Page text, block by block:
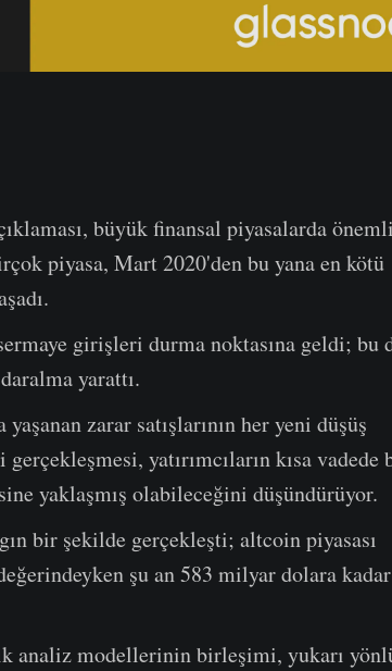
büyük finansal piyasalarda
piyasa, Mart 2020'den bu yana en kötü
girişleri durma noktasına geldi; bu
yarattı.
zarar satışlarının her yeni düşüş
yatırımcıların kısa vadede
yaklaşmış olabileceğini düşündürüyor.
bir şekilde gerçekleşti; altcoin piyasası
şu an 583 milyar dolara kadar
analiz modellerinin birleşimi, yukarı